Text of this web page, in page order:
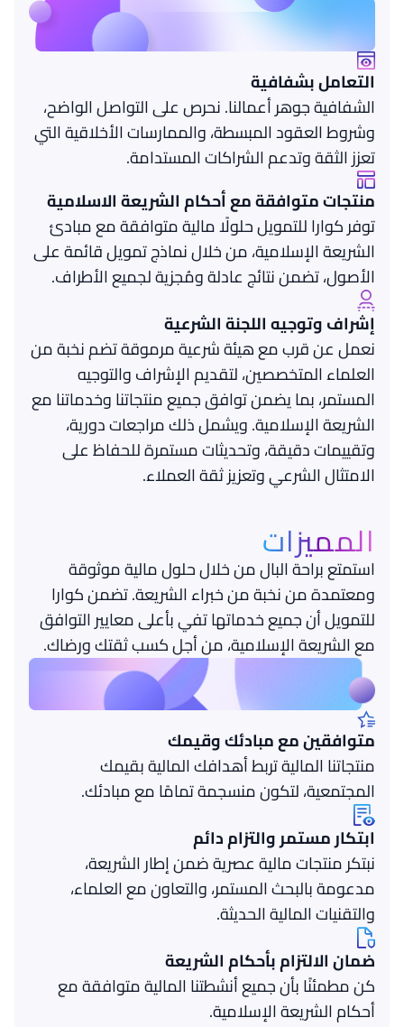
التعامل بشفافية
الشفافية جوهر أعمالنا. نحرص على التواصل الواضح،
وشروط العقود المبسطة، والممارسات الأخلاقية التي
تعزز الثقة وتدعم الشراكات المستدامة.
منتجات متوافقة مع أحكام الشريعة الاسلامية
توفر كوارا للتمويل حلولًا مالية متوافقة مع مبادئ
الشريعة الإسلامية، من خلال نماذج تمويل قائمة على
الأصول، تضمن نتائج عادلة ومُجزية لجميع الأطراف.
إشراف وتوجيه اللجنة الشرعية
نعمل عن قرب مع هيئة شرعية مرموقة تضم نخبة من
العلماء المتخصصين، لتقديم الإشراف والتوجيه
المستمر، بما يضمن توافق جميع منتجاتنا وخدماتنا مع
الشريعة الإسلامية. ويشمل ذلك مراجعات دورية،
وتقييمات دقيقة، وتحديثات مستمرة للحفاظ على
الامتثال الشرعي وتعزيز ثقة العملاء.
المميزات
استمتع براحة البال من خلال حلول مالية موثوقة
ومعتمدة من نخبة من خبراء الشريعة. تضمن كوارا
للتمويل أن جميع خدماتها تفي بأعلى معايير التوافق
مع الشريعة الإسلامية، من أجل كسب ثقتك ورضاك.
متوافقين مع مبادئك وقيمك
منتجاتنا المالية تربط أهدافك المالية بقيمك
المجتمعية، لتكون منسجمة تمامًا مع مبادئك.
ابتكار مستمر والتزام دائم
نبتكر منتجات مالية عصرية ضمن إطار الشريعة،
مدعومة بالبحث المستمر، والتعاون مع العلماء،
والتقنيات المالية الحديثة.
ضمان الالتزام بأحكام الشريعة
كن مطمئنًا بأن جميع أنشطتنا المالية متوافقة مع
أحكام الشريعة الإسلامية.